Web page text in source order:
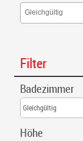
Gleichgültig
Filter
Badezimmer
Gleichgültig
Höhe